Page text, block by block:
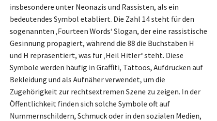
insbesondere unter Neonazis und Rassisten, als ein
bedeutendes Symbol etabliert. Die Zahl 14 steht für den
sogenannten ‚Fourteen Words‘ Slogan, der eine rassistische
Gesinnung propagiert, während die 88 die Buchstaben H
und H repräsentiert, was für ‚Heil Hitler‘ steht. Diese
Symbole werden häufig in Graffiti, Tattoos, Aufdrucken auf
Bekleidung und als Aufnäher verwendet, um die
Zugehörigkeit zur rechtsextremen Szene zu zeigen. In der
Öffentlichkeit finden sich solche Symbole oft auf
Nummernschildern, Schmuck oder in den sozialen Medien,